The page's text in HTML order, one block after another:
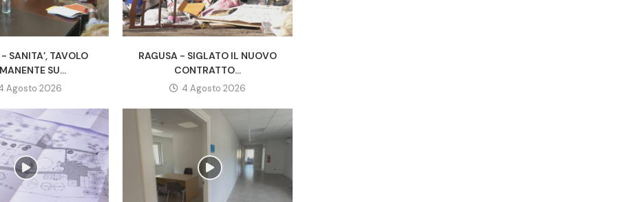
SANITA’, TAVOLO
SU...
Agosto 2026
RAGUSA - SIGLATO IL NUOVO
CONTRATTO...
4 Agosto 2026